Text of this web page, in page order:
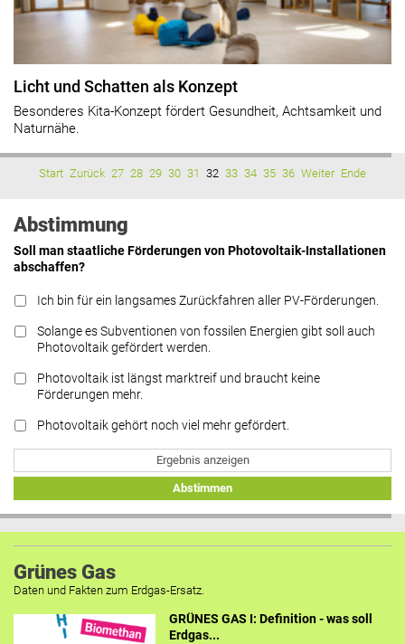
Licht und Schatten als Konzept
Besonderes Kita-Konzept fördert Gesundheit, Achtsamkeit und
Naturnähe.
Start Zurück 27 28 29 30 31 32 33 34 35 36 Weiter Ende
Abstimmung
Soll man staatliche Förderungen von Photovoltaik-Installationen
abschaffen?
Ich bin für ein langsames Zurückfahren aller PV-Förderungen.
Solange es Subventionen von fossilen Energien gibt soll auch
Photovoltaik gefördert werden.
Photovoltaik ist längst marktreif und braucht keine
Förderungen mehr.
Photovoltaik gehört noch viel mehr gefördert.
Ergebnis anzeigen
Abstimmen
Grünes Gas
Daten und Fakten zum Erdgas-Ersatz.
GRÜNES GAS I: Definition - was soll
Erdgas...